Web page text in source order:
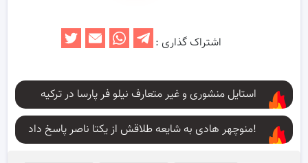
اشتراک گذاری :
استایل منشوری و غیر متعارف نیلو فر پارسا در ترکیه
منوچهر هادی به شایعه طلاقش از یکتا ناصر پاسخ داد!